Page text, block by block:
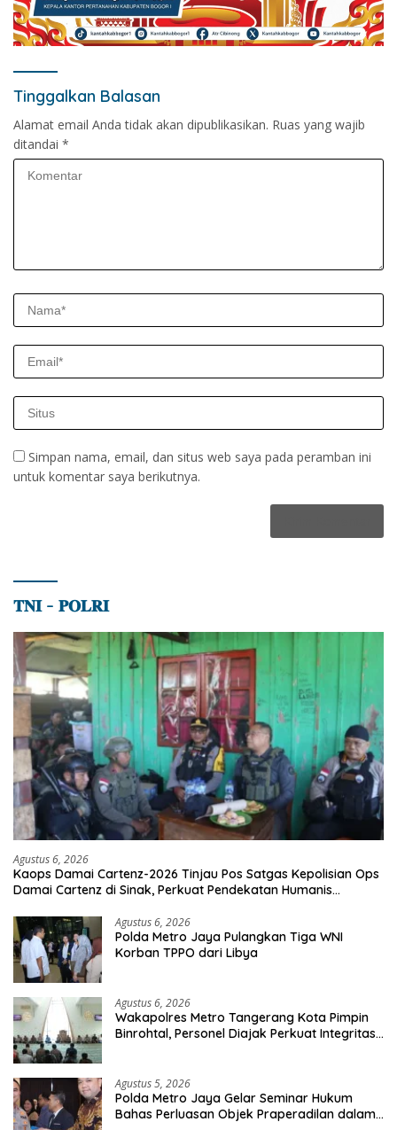
Tinggalkan Balasan
Alamat email Anda tidak akan dipublikasikan. Ruas yang wajib
ditandai *
Simpan nama, email, dan situs web saya pada peramban ini
untuk komentar saya berikutnya.
𝐓𝐍𝐈 – 𝐏𝐎𝐋𝐑𝐈
Agustus 6, 2026
Kaops Damai Cartenz-2026 Tinjau Pos Satgas Kepolisian Ops
Damai Cartenz di Sinak, Perkuat Pendekatan Humanis
Agustus 6, 2026
Polda Metro Jaya Pulangkan Tiga WNI
Korban TPPO dari Libya
Agustus 6, 2026
Wakapolres Metro Tangerang Kota Pimpin
Binrohtal, Personel Diajak Perkuat Integritas
Agustus 5, 2026
Polda Metro Jaya Gelar Seminar Hukum
Bahas Perluasan Objek Praperadilan dalam